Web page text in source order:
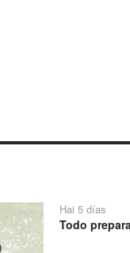
Hai 5 días
Todo